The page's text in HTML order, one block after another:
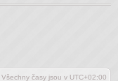
časy jsou v UTC+02:00